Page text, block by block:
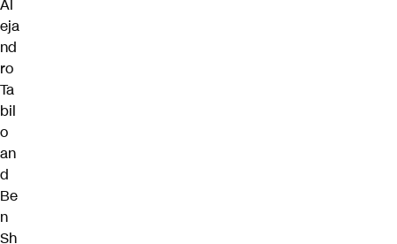
Al
eja
nd
ro
Ta
bil
o
an
d
Be
n
Sh